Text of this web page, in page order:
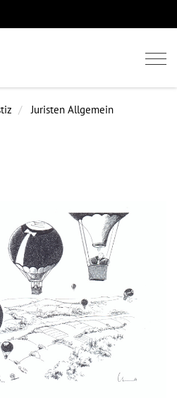
Juristen Allgemein